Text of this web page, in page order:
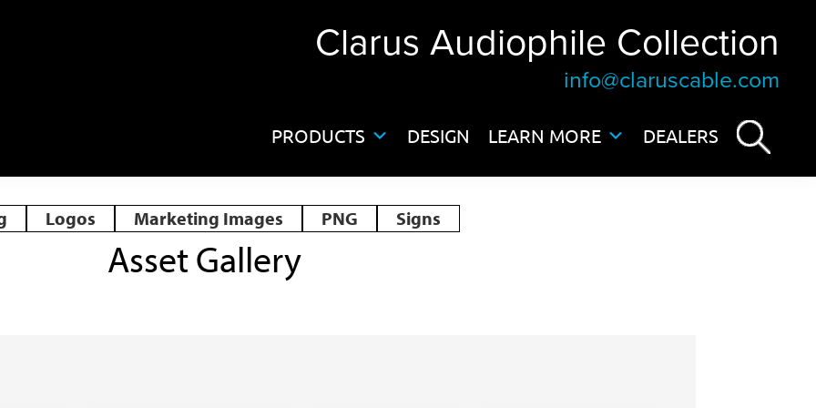
Clarus Audiophile Collection
info@claruscable.com
PRODUCTS DESIGN LEARN MORE DEALERS
Logos Marketing Images PNG Signs
Asset Gallery